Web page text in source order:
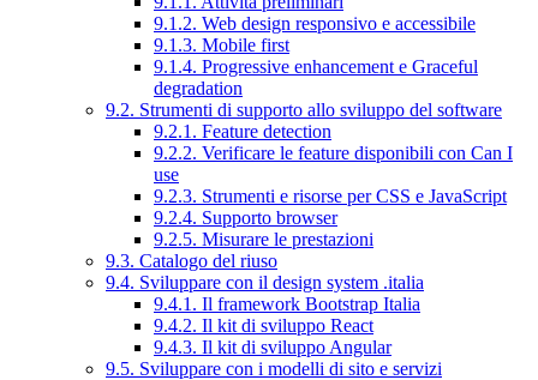
9.1.2. Web design responsivo e accessibile
9.1.3. Mobile first
9.1.4. Progressive enhancement e Graceful
degradation
9.2. Strumenti di supporto allo sviluppo del software
9.2.1. Feature detection
9.2.2. Verificare le feature disponibili con Can I
use
9.2.3. Strumenti e risorse per CSS e JavaScript
9.2.4. Supporto browser
9.2.5. Misurare le prestazioni
9.3. Catalogo del riuso
9.4. Sviluppare con il design system .italia
9.4.1. Il framework Bootstrap Italia
9.4.2. Il kit di sviluppo React
9.4.3. Il kit di sviluppo Angular
9.5. Sviluppare con i modelli di sito e servizi